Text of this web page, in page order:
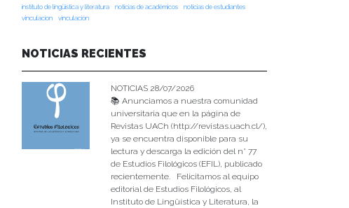
instituto de lingüística y literatura
noticias de académicos
noticias de estudiantes
vinculacion
vinculación
NOTICIAS RECIENTES
NOTICIAS 28/07/2026
📚 Anunciamos a nuestra comunidad
universitaria que en la página de
Revistas UACh (http://revistas.uach.cl/),
ya se encuentra disponible para su
lectura y descarga la edición del n° 77
de Estudios Filológicos (EFIL), publicado
recientemente. Felicitamos al equipo
editorial de Estudios Filológicos, al
Instituto de Lingüística y Literatura, la